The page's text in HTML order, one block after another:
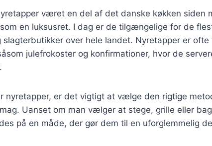
været en del af det danske køkken siden
en luksusret. I dag er de tilgængelige for de
slagterbutikker over hele landet. Nyretapper er
julefrokoster og konfirmationer, hvor de
nyretapper, er det vigtigt at vælge den rigtige
Uanset om man vælger at stege, grille eller
på en måde, der gør dem til en uforglemmelig